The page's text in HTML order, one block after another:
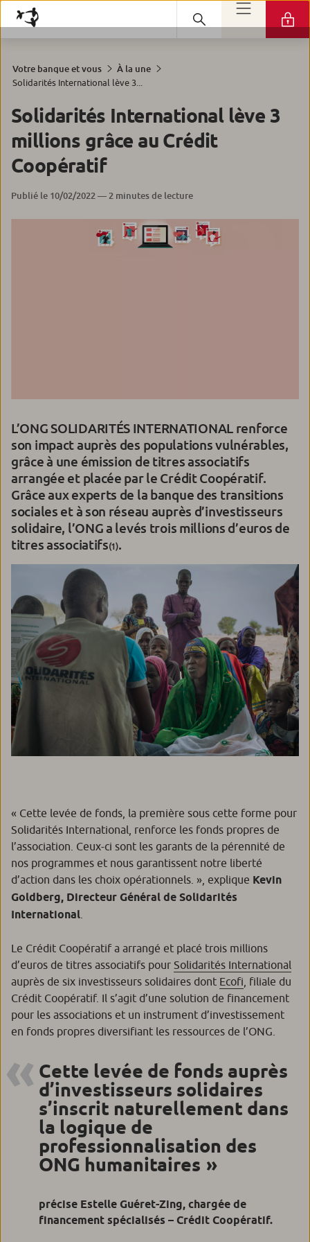
Votre banque et vous
À la une
Solidarités International lève 3...
Solidarités International lève 3
millions grâce au Crédit
Coopératif
Publié le 10/02/2022 — 2 minutes de lecture
L’ONG SOLIDARITÉS INTERNATIONAL renforce
son impact auprès des populations vulnérables,
grâce à une émission de titres associatifs
arrangée et placée par le Crédit Coopératif.
Grâce aux experts de la banque des transitions
sociales et à son réseau auprès d’investisseurs
solidaire, l’ONG a levés trois millions d’euros de
titres associatifs(1).
« Cette levée de fonds, la première sous cette forme pour
Solidarités International, renforce les fonds propres de
l’association. Ceux-ci sont les garants de la pérennité de
nos programmes et nous garantissent notre liberté
d’action dans les choix opérationnels. », explique Kevin
Goldberg, Directeur Général de Solidarités
International
Le Crédit Coopératif a arrangé et placé trois millions
d’euros de titres associatifs pour Solidarités International
auprès de six investisseurs solidaires dont Ecofi , filiale du
Crédit Coopératif. Il s’agit d’une solution de financement
pour les associations et un instrument d’investissement
en fonds propres diversifiant les ressources de l’ONG.
Cette levée de fonds auprès
d’investisseurs solidaires
s’inscrit naturellement dans
la logique de
professionnalisation des
ONG humanitaires
précise Estelle Guéret-Zing, chargée de
financement spécialisés – Crédit Coopératif.